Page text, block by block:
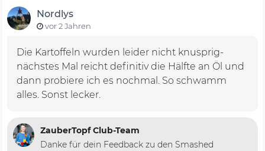
Nordlys
vor 2 Jahren
Die Kartoffeln wurden leider nicht knusprig-
nächstes Mal reicht definitiv die Hälfte an Öl und
dann probiere ich es nochmal. So schwamm
alles. Sonst lecker.
ZauberTopf Club-Team
Danke für dein Feedback zu den Smashed